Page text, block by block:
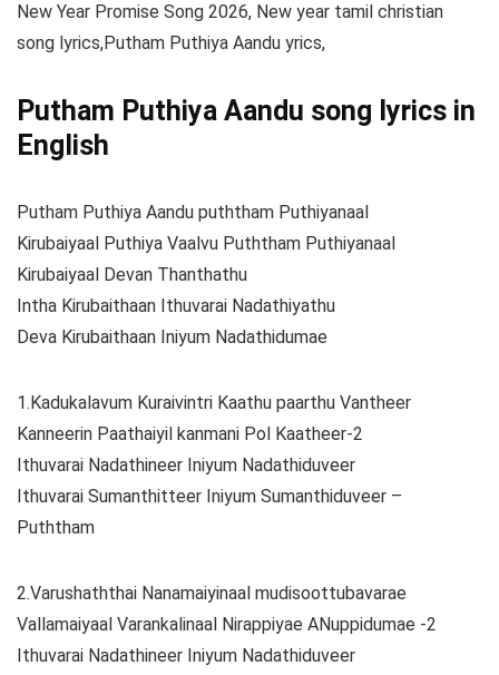
New Year Promise Song 2026, New year tamil christian
song lyrics,Putham Puthiya Aandu yrics,
Putham Puthiya Aandu song lyrics in
English
Putham Puthiya Aandu puththam Puthiyanaal
Kirubaiyaal Puthiya Vaalvu Puththam Puthiyanaal
Kirubaiyaal Devan Thanthathu
Intha Kirubaithaan Ithuvarai Nadathiyathu
Deva Kirubaithaan Iniyum Nadathidumae
1.Kadukalavum Kuraivintri Kaathu paarthu Vantheer
Kanneerin Paathaiyil kanmani Pol Kaatheer-2
Ithuvarai Nadathineer Iniyum Nadathiduveer
Ithuvarai Sumanthitteer Iniyum Sumanthiduveer –
Puththam
2.Varushaththai Nanamaiyinaal mudisoottubavarae
Vallamaiyaal Varankalinaal Nirappiyae ANuppidumae -2
Ithuvarai Nadathineer Iniyum Nadathiduveer